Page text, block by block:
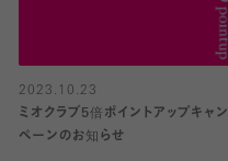
2023.10.23
ミオクラブ5倍ポイントアップキャン
ペーンのお知らせ